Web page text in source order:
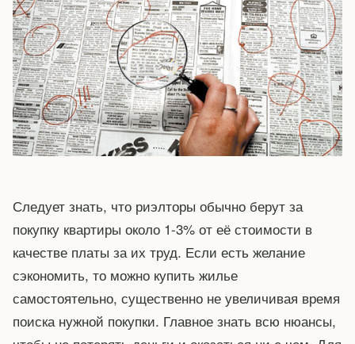
Следует знать, что риэлторы обычно берут за
покупку квартиры около 1-3% от её стоимости в
качестве платы за их труд. Если есть желание
сэкономить, то можно купить жилье
самостоятельно, существенно не увеличивая время
поиска нужной покупки. Главное знать всю нюансы,